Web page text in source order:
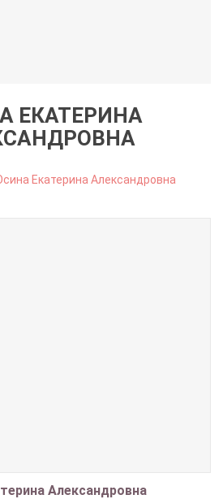
ЕКАТЕРИНА
Екатерина Александровна
Александровна